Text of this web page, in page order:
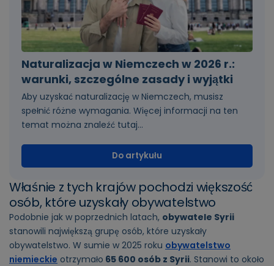
Naturalizacja w Niemczech w 2026 r.:
warunki, szczególne zasady i wyjątki
Aby uzyskać naturalizację w Niemczech, musisz
spełnić różne wymagania. Więcej informacji na ten
temat można znaleźć tutaj...
Do artykułu
Właśnie z tych krajów pochodzi większość
osób, które uzyskały obywatelstwo
Podobnie jak w poprzednich latach, obywatele Syrii
stanowili największą grupę osób, które uzyskały
obywatelstwo. W sumie w 2025 roku obywatelstwo
niemieckie otrzymało 65 600 osób z Syrii. Stanowi to około